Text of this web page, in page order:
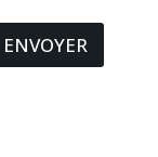
ENVOYER